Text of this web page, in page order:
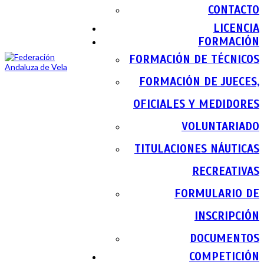
CONTACTO
LICENCIA
FORMACIÓN
FORMACIÓN DE TÉCNICOS
FORMACIÓN DE JUECES,
OFICIALES Y MEDIDORES
VOLUNTARIADO
TITULACIONES NÁUTICAS
RECREATIVAS
FORMULARIO DE
INSCRIPCIÓN
DOCUMENTOS
COMPETICIÓN